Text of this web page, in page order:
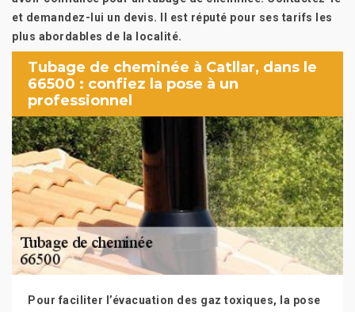
et demandez-lui un devis. Il est réputé pour ses tarifs les
plus abordables de la localité.
Tubage de cheminée à Catllar, dans le
66500 : confiez la pose à un
professionnel
Pour faciliter l’évacuation des gaz toxiques, la pose